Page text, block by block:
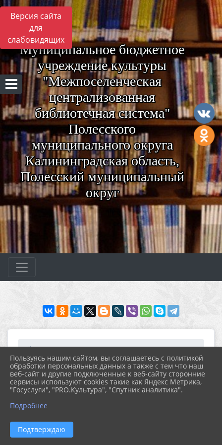
Версия сайта
для
слабовидящих
Муниципальное бюджетное
учреждение культуры
"Межпоселенческая
централизованная
библиотечная система"
Полесского
муниципального округа
Калининградская область,
Полесский муниципальный
округ
Главная МЕРОПРИЯТИЯ
Новости
Архив новостей за 2025...
«Литературное путешест...
10.12.2025 13:12
«ЛИТЕРАТУРНОЕ ПУТЕШЕСТВИЕ:
Пользуясь нашим сайтом, вы соглашаетесь с политикой
обработки персональных данных а также с тем что наш
веб-сайт и другие подключенные к веб-сайту сторонние
сервисы используют cookies такие как Яндекс Метрика,
"Госуслуги", "PRO.Культура", "Спутник аналитика".
Подробнее
Подтверждаю